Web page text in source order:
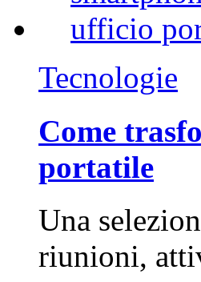
Tecnologie
Come
portatile
Una
riunioni,